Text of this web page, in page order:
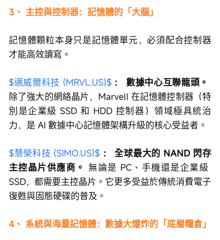
3、 主控與控制器：記憶體的「大腦」
記憶體顆粒本身只是記憶體單元，必須配合控制器
才能高效讀寫。
$邁威爾科技 (MRVL.US)$ ：
數據中心互聯龍頭。
除了強大的網絡晶片，Marvell 在記憶體控制器（特
別是企業級 SSD 和 HDD 控制器）領域極具統治
力，是 AI 數據中心記憶體架構升級的核心受益者。
$慧榮科技 (SIMO.US)$ ：
全球最大的 NAND 閃存
主控晶片供應商。 無論是 PC、手機還是企業級
SSD，都需要主控晶片。它更多受益於傳統消費電子
復甦與固態硬碟的普及。
4、 系統與海量記憶體：數據大爆炸的「底層糧倉」